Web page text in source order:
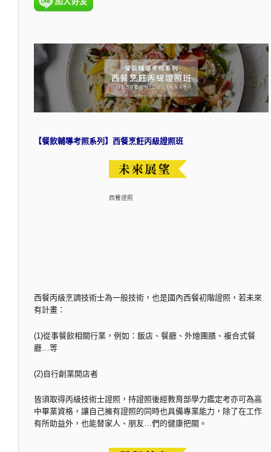
【餐飲輔導考照系列】西餐烹飪丙級證照班
西餐證照
西餐丙級烹調技術士為一般技術，也是國內西餐初階證照，若未來
有計畫：
(1)從事餐飲相關行業，例如：飯店、餐廳、外燴團膳、複合式餐
廳…等
(2)自行創業開店者
皆須取得丙級技術士證照，持證照後經教育部學力鑑定考亦可為高
中畢業資格，讓自己擁有證照的同時也具備專業能力，除了在工作
有所助益外，也能替家人、朋友…們的健康把關。